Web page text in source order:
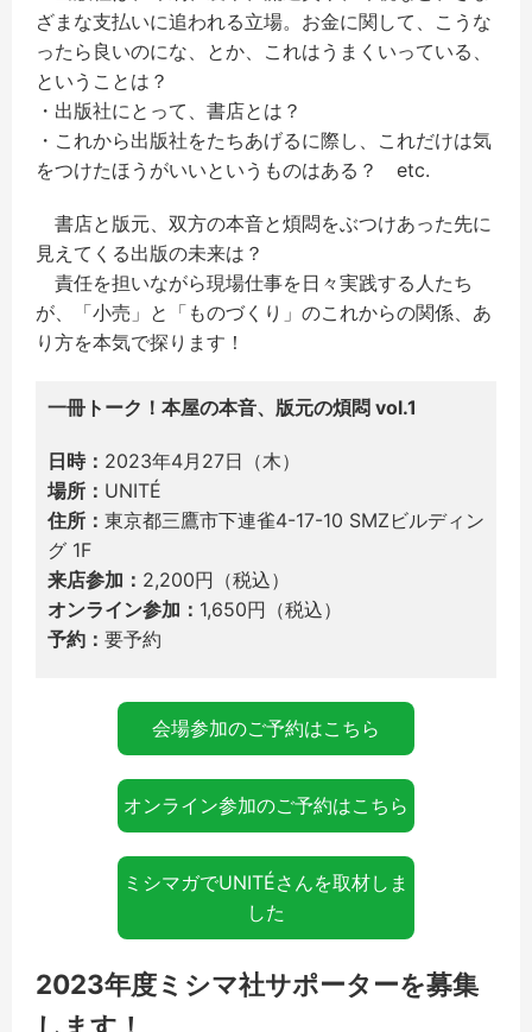
ざまな支払いに追われる立場。お金に関して、こうな
ったら良いのにな、とか、これはうまくいっている、
ということは？
・出版社にとって、書店とは？
・これから出版社をたちあげるに際し、これだけは気
をつけたほうがいいというものはある？ etc.
書店と版元、双方の本音と煩悶をぶつけあった先に
見えてくる出版の未来は？
責任を担いながら現場仕事を日々実践する人たち
が、「小売」と「ものづくり」のこれからの関係、あ
り方を本気で探ります！
一冊トーク！本屋の本音、版元の煩悶 vol.1
日時： 2023年4月27日（木）
場所： UNITÉ
住所： 東京都三鷹市下連雀4-17-10 SMZビルディン
グ 1F
来店参加： 2,200円（税込）
オンライン参加： 1,650円（税込）
予約： 要予約
会場参加のご予約はこちら
オンライン参加のご予約はこちら
ミシマガでUNITÉさんを取材しま
した
2023年度ミシマ社サポーターを募集